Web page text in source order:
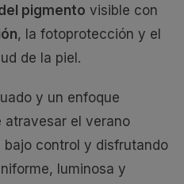
pigmento visible con
, la fotoprotección y el
de la piel.
y un enfoque
atravesar el verano
bajo control y disfrutando
luminosa y